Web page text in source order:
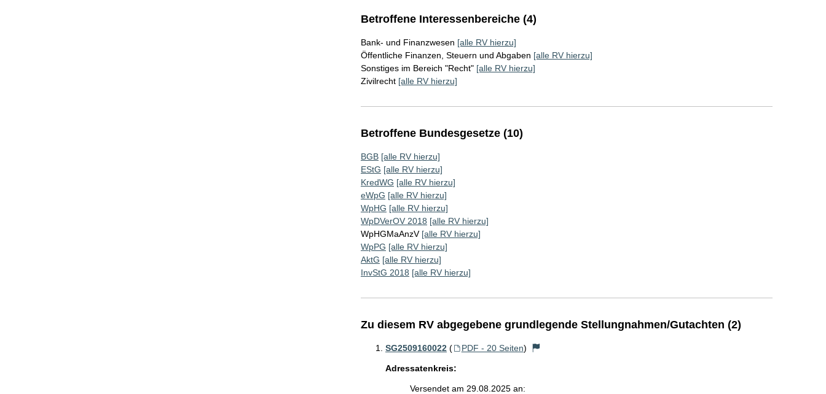
Betroffene Interessenbereiche (4)
Bank- und Finanzwesen [alle RV hierzu]
Öffentliche Finanzen, Steuern und Abgaben [alle RV hierzu]
Sonstiges im Bereich "Recht" [alle RV hierzu]
Zivilrecht [alle RV hierzu]
Betroffene Bundesgesetze (10)
BGB [alle RV hierzu]
EStG [alle RV hierzu]
KredWG [alle RV hierzu]
eWpG [alle RV hierzu]
WpHG [alle RV hierzu]
WpDVerOV 2018 [alle RV hierzu]
WpHGMaAnzV [alle RV hierzu]
WpPG [alle RV hierzu]
AktG [alle RV hierzu]
InvStG 2018 [alle RV hierzu]
Zu diesem RV abgegebene grundlegende Stellungnahmen/Gutachten (2)
SG2509160022 ( PDF - 20 Seiten)
Adressatenkreis:
Versendet am 29.08.2025 an: